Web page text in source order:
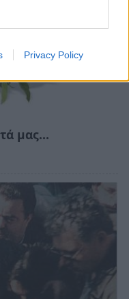
Privacy Policy
μας…